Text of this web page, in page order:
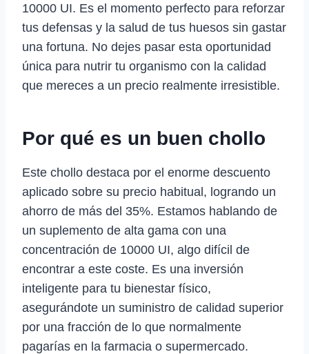
10000 UI. Es el momento perfecto para reforzar
tus defensas y la salud de tus huesos sin gastar
una fortuna. No dejes pasar esta oportunidad
única para nutrir tu organismo con la calidad
que mereces a un precio realmente irresistible.
Por qué es un buen chollo
Este chollo destaca por el enorme descuento
aplicado sobre su precio habitual, logrando un
ahorro de más del 35%. Estamos hablando de
un suplemento de alta gama con una
concentración de 10000 UI, algo difícil de
encontrar a este coste. Es una inversión
inteligente para tu bienestar físico,
asegurándote un suministro de calidad superior
por una fracción de lo que normalmente
pagarías en la farmacia o supermercado.